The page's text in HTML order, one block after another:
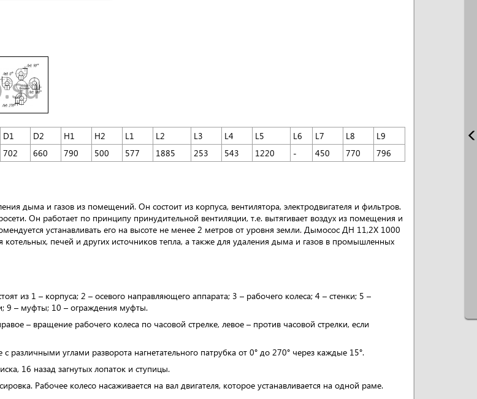
D1 D2 H1 H2 L1 L2 L3 L4 L5 L6 L7 L8
L9
702 660 790 500 577 1885 253 543 1220 - 450 770 796
дыма и газов из помещений. Он состоит из корпуса, вентилятора, электродвигателя и фильтров.
Он работает по принципу принудительной вентиляции, т.е. вытягивает воздух из помещения и
устанавливать его на высоте не менее 2 метров от уровня земли. Дымосос ДН 11,2Х 1000
котельных, печей и других источников тепла, а также для удаления дыма и газов в промышленных
из 1 – корпуса; 2 – осевого направляющего аппарата; 3 – рабочего колеса; 4 – стенки; 5 –
9 – муфты; 10 – ограждения муфты.
– вращение рабочего колеса по часовой стрелке, левое – против часовой стрелки, если
различными углами разворота нагнетательного патрубка от 0° до 270° через каждые 15°.
16 назад загнутых лопаток и ступицы.
Рабочее колесо насаживается на вал двигателя, которое устанавливается на одной раме.